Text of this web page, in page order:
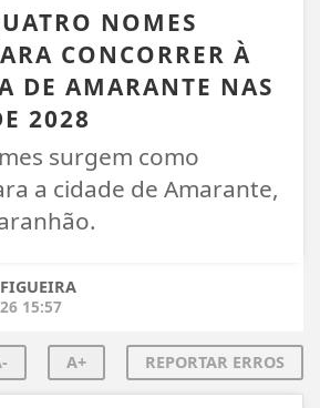
NOMES
CONCORRER À
DE AMARANTE NAS
2028
surgem como
a cidade de Amarante,
15:57
A+ REPORTAR ERROS